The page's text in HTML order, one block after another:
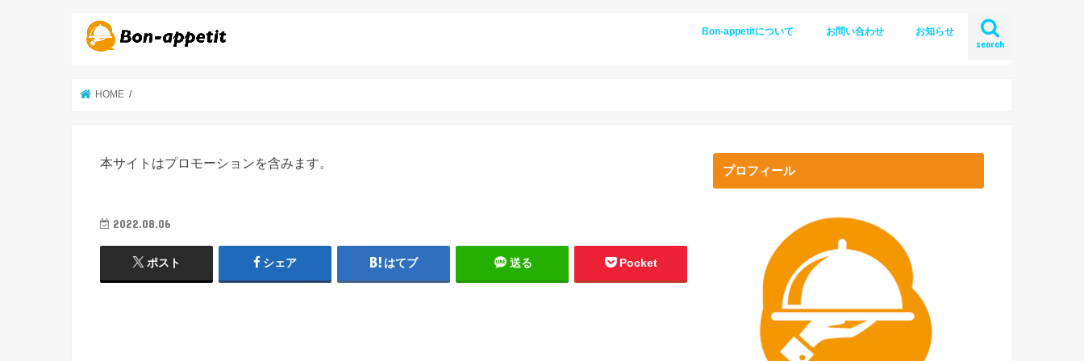
search
Bon-appetitについて お問い合わせ お知らせ
HOME
本サイトはプロモーションを含みます。
2022.08.06
ポスト シェア はてブ 送る Pocket
プロフィール